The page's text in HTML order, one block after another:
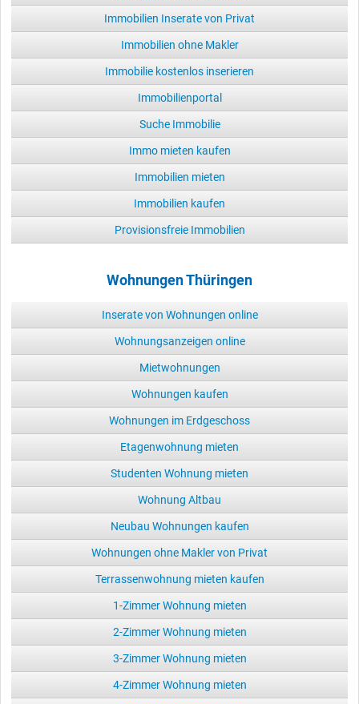
Immobilien Inserate von Privat
Immobilien ohne Makler
Immobilie kostenlos inserieren
Immobilienportal
Suche Immobilie
Immo mieten kaufen
Immobilien mieten
Immobilien kaufen
Provisionsfreie Immobilien
Wohnungen Thüringen
Inserate von Wohnungen online
Wohnungsanzeigen online
Mietwohnungen
Wohnungen kaufen
Wohnungen im Erdgeschoss
Etagenwohnung mieten
Studenten Wohnung mieten
Wohnung Altbau
Neubau Wohnungen kaufen
Wohnungen ohne Makler von Privat
Terrassenwohnung mieten kaufen
1-Zimmer Wohnung mieten
2-Zimmer Wohnung mieten
3-Zimmer Wohnung mieten
4-Zimmer Wohnung mieten